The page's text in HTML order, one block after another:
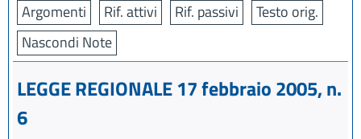
Argomenti Rif. attivi Rif. passivi
Testo orig.
Nascondi Note
LEGGE REGIONALE 17 febbraio 2005, n.
6